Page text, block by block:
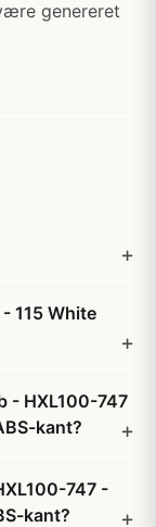
genereret
115 White
- HXL100-747
kant?
747 -
kant?